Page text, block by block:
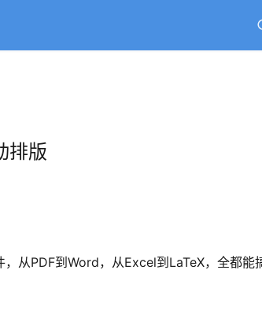
排版
从PDF到Word，从Excel到LaTeX，全都能